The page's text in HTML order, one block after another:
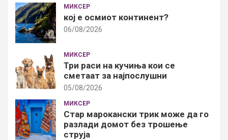
МИКСЕР
кој е осмиот континент?
06/08/2026
МИКСЕР
Три раси на кучиња кои се
сметаат за најпослушни
05/08/2026
МИКСЕР
Стар марокански трик може да го
разлади домот без трошење
струја